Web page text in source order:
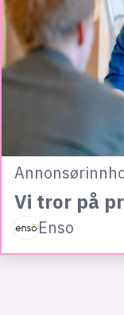
Vi tror på
Enso